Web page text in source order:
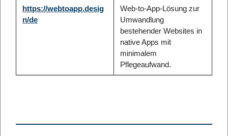
https://webtoapp.desig
n/de
Web-to-App-Lösung zur
Umwandlung
bestehender Websites in
native Apps mit
minimalem
Pflegeaufwand.